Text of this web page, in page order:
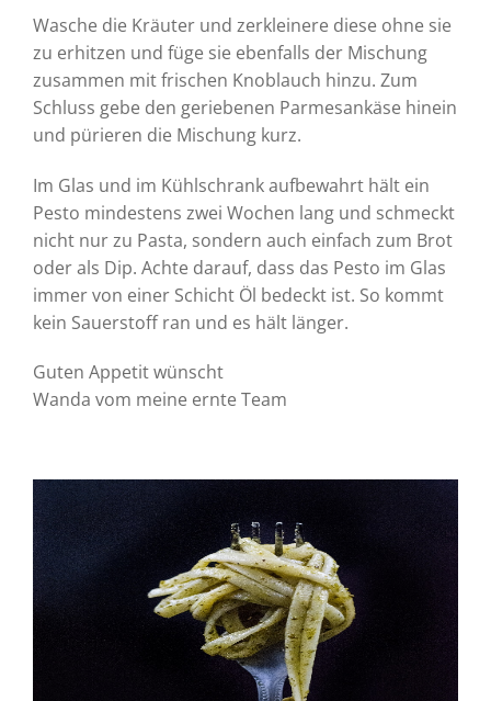
Wasche die Kräuter und zerkleinere diese ohne sie
zu erhitzen und füge sie ebenfalls der Mischung
zusammen mit frischen Knoblauch hinzu. Zum
Schluss gebe den geriebenen Parmesankäse hinein
und pürieren die Mischung kurz.
Im Glas und im Kühlschrank aufbewahrt hält ein
Pesto mindestens zwei Wochen lang und schmeckt
nicht nur zu Pasta, sondern auch einfach zum Brot
oder als Dip. Achte darauf, dass das Pesto im Glas
immer von einer Schicht Öl bedeckt ist. So kommt
kein Sauerstoff ran und es hält länger.
Guten Appetit wünscht
Wanda vom meine ernte Team